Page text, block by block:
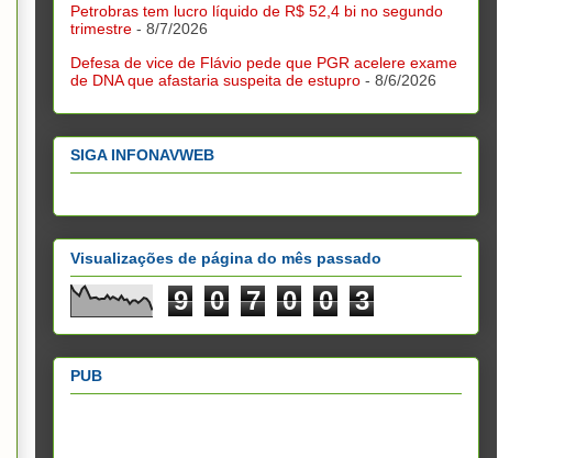
Petrobras tem lucro líquido de R$ 52,4 bi no segundo
trimestre - 8/7/2026
Defesa de vice de Flávio pede que PGR acelere exame
de DNA que afastaria suspeita de estupro - 8/6/2026
SIGA INFONAVWEB
Visualizações de página do mês passado
9 0 7 0 0 3
PUB